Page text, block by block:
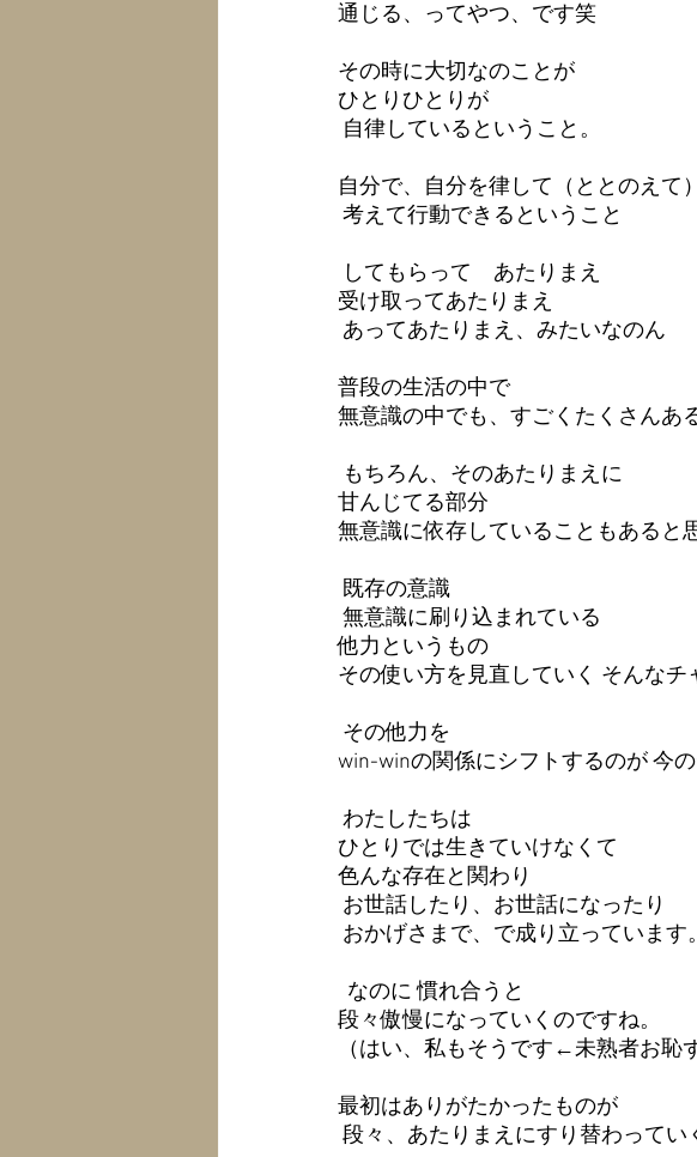
通じる、ってやつ、です笑
その時に大切なのことが
ひとりひとりが
自律しているということ。
自分で、自分を律して（ととのえて）
考えて行動できるということ
してもらって　あたりまえ
受け取ってあたりまえ
あってあたりまえ、みたいなのん
普段の生活の中で
無意識の中でも、すごくたくさんあ
もちろん、そのあたりまえに
甘んじてる部分
無意識に依存していることもあると
既存の意識
無意識に刷り込まれている
他力というもの
その使い方を見直していく そんなチ
その他力を
win-winの関係にシフトするのが 今
わたしたちは
ひとりでは生きていけなくて
色んな存在と関わり
お世話したり、お世話になったり
おかげさまで、で成り立っています。
  なのに 慣れ合うと
段々傲慢になっていくのですね。
（はい、私もそうです←未熟者お恥
最初はありがたかったものが
段々、あたりまえにすり替わってい